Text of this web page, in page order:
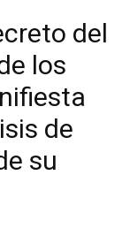
del
los
de
su